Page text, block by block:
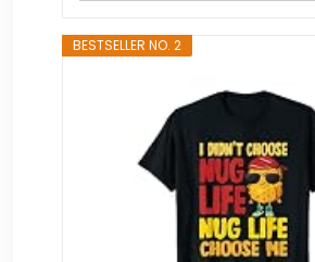
BESTSELLER NO. 2